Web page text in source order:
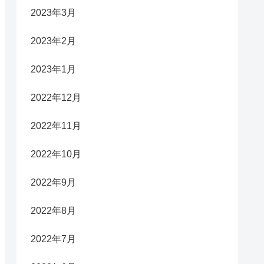
2023年3月
2023年2月
2023年1月
2022年12月
2022年11月
2022年10月
2022年9月
2022年8月
2022年7月